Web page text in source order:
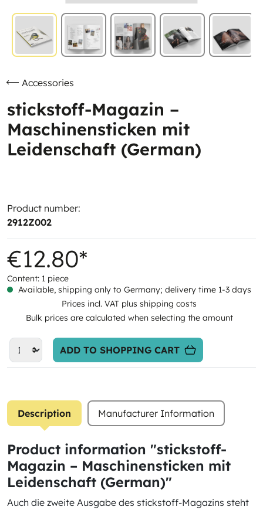
Accessories
stickstoff-Magazin –
Maschinensticken mit
Leidenschaft (German)
Product number:
2912Z002
€12.80*
Content: 1 piece
Available, shipping only to Germany; delivery time 1-3 days
Prices incl. VAT plus shipping costs
Bulk prices are calculated when selecting the amount
ADD TO SHOPPING CART
Description Manufacturer Information
Product information "stickstoff-
Magazin – Maschinensticken mit
Leidenschaft (German)"
Auch die zweite Ausgabe des stickstoff-Magazins steht